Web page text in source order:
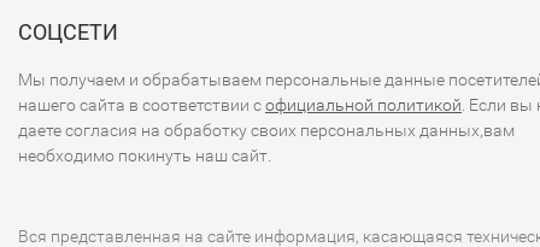
СОЦСЕТИ
Мы получаем и обрабатываем персональные данные
нашего сайта в соответствии софициальной политикой . Если вы
даете согласия на обработку своих персональных данных,вам
необходимо покинуть наш сайт.
Вся представленная на сайте информация, касающаяся